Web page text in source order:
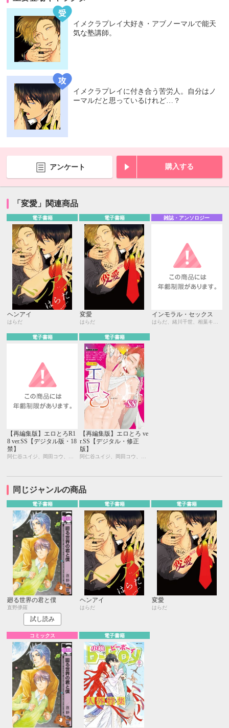
イメクラプレイ大好き・アブノーマルで能天
気な塾講師。
イメクラプレイに付き合う苦労人。自分はノ
ーマルだと思っているけれど…？
アンケート 購入する
「変愛」関連商品
電子書籍
ヘンアイ
はらだ
電子書籍
変愛
はらだ
雑誌・アンソロジー
インモラル・セックス
電子書籍
【再編集版】エロとろR1
8 ver.SS【デジタル版・18
禁】
電子書籍
【再編集版】エロとろ ve
r.SS【デジタル・修正
版】
同じジャンルの商品
電子書籍
廻る世界の君と僕
直野儚羅
試し読み
電子書籍
ヘンアイ
はらだ
電子書籍
変愛
はらだ
コミックス 電子書籍